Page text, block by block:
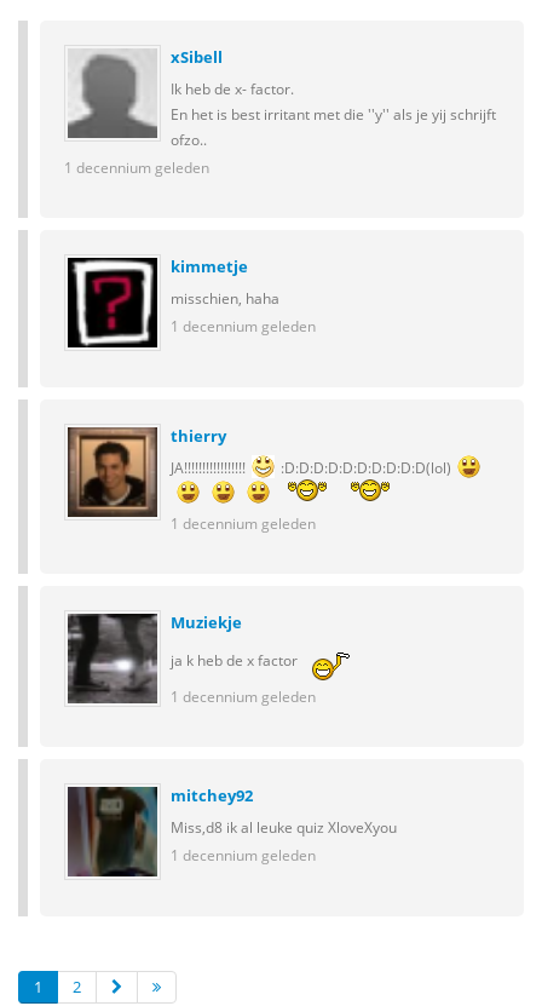
xSibell
Ik heb de x- factor.
En het is best irritant met die ''y'' als je yij schrijft
ofzo..
1 decennium geleden
kimmetje
misschien, haha
1 decennium geleden
thierry
JA!!!!!!!!!!!!!!!!! :D:D:D:D:D:D:D:D:D:D(lol)
1 decennium geleden
Muziekje
ja k heb de x factor
1 decennium geleden
mitchey92
Miss,d8 ik al leuke quiz XloveXyou
1 decennium geleden
1 2